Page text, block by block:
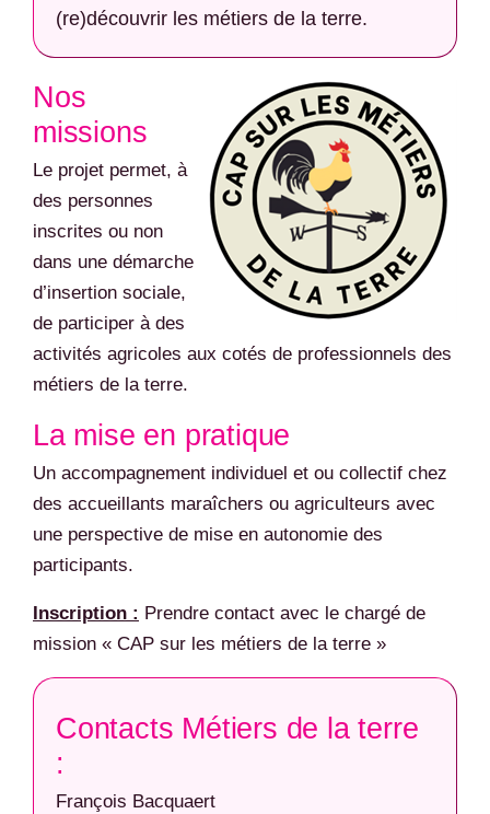
(re)découvrir les métiers de la terre.
Nos
missions
Le projet permet, à
des personnes
inscrites ou non
dans une démarche
d’insertion sociale,
de participer à des
activités agricoles aux cotés de professionnels des
métiers de la terre.
La mise en pratique
Un accompagnement individuel et ou collectif chez
des accueillants maraîchers ou agriculteurs avec
une perspective de mise en autonomie des
participants.
Inscription : Prendre contact avec le chargé de
mission « CAP sur les métiers de la terre »
Contacts Métiers de la terre
:
François Bacquaert